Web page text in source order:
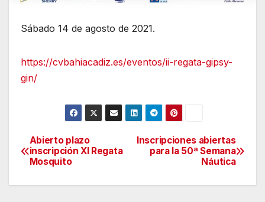
Sábado 14 de agosto de 2021.
https://cvbahiacadiz.es/eventos/ii-regata-gipsy-
gin/
Navegación
de
Inscripciones abiertas
para la 50ª Semana
Náutica
Abierto plazo
inscripción XI Regata
Mosquito